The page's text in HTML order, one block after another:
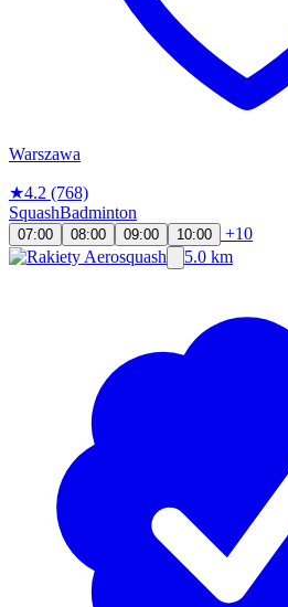
Warszawa
★4.2 (768)
SquashBadminton
07:00 08:00 09:00 10:00
+10
5.0 km